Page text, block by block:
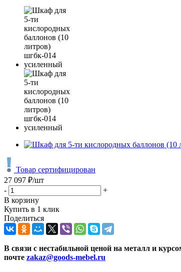
Товар сертифицирован
27 097 ₽/шт
-
+
В корзину
Купить в 1 клик
Поделиться
В связи с нестабильной ценой на металл и
почте zakaz@goods-mebel.ru